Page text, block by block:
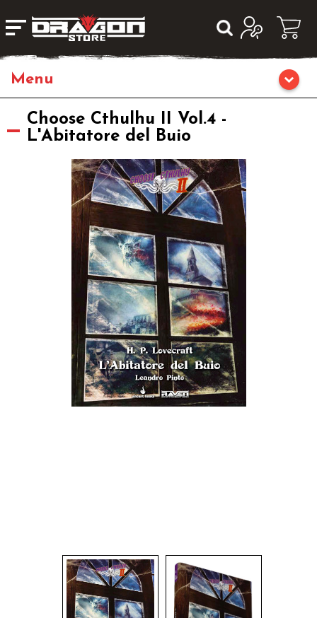
Giochi da Tavolo
Giochi di Carte Collezionabili
Giocattoli e Gadget
Choose Cthulhu II Vol.4 -
L'Abitatore del Buio